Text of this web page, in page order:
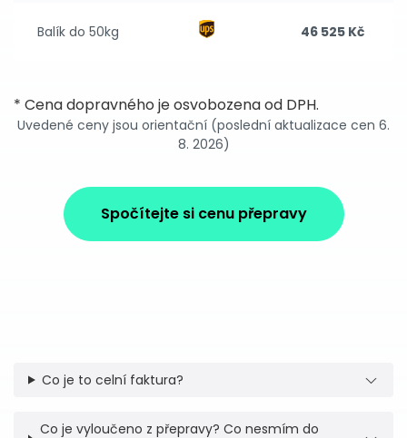
Balík do 50kg 46 525 Kč
* Cena dopravného je osvobozena od DPH.
Uvedené ceny jsou orientační (poslední aktualizace cen 6.
8. 2026)
Spočítejte si cenu přepravy
Co je to celní faktura?
Co je vyloučeno z přepravy? Co nesmím do